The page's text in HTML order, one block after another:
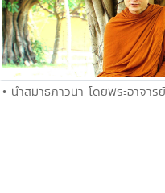
• นำสมาธิภาวนา โดยพระอาจาร